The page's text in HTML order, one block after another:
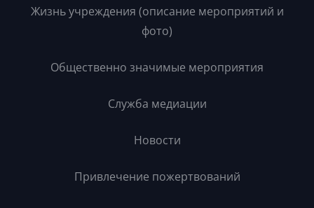
Жизнь учреждения (описание мероприятий и
фото)
Общественно значимые мероприятия
Служба медиации
Новости
Привлечение пожертвований